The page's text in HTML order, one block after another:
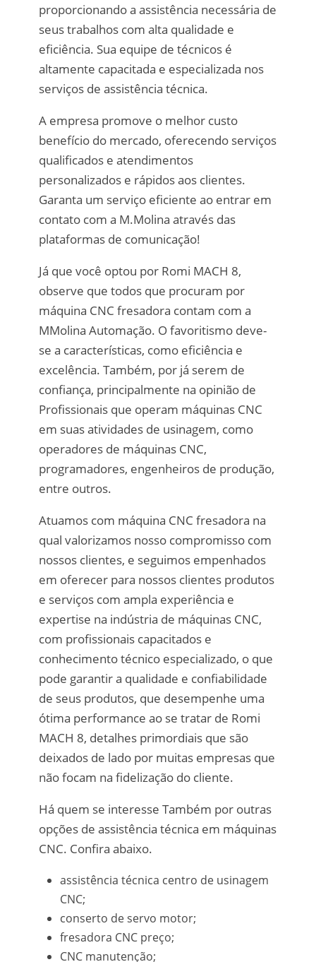
proporcionando a assistência necessária de
seus trabalhos com alta qualidade e
eficiência. Sua equipe de técnicos é
altamente capacitada e especializada nos
serviços de assistência técnica.
A empresa promove o melhor custo
benefício do mercado, oferecendo serviços
qualificados e atendimentos
personalizados e rápidos aos clientes.
Garanta um serviço eficiente ao entrar em
contato com a M.Molina através das
plataformas de comunicação!
Já que você optou por Romi MACH 8,
observe que todos que procuram por
máquina CNC fresadora contam com a
MMolina Automação. O favoritismo deve-
se a características, como eficiência e
excelência. Também, por já serem de
confiança, principalmente na opinião de
Profissionais que operam máquinas CNC
em suas atividades de usinagem, como
operadores de máquinas CNC,
programadores, engenheiros de produção,
entre outros.
Atuamos com máquina CNC fresadora na
qual valorizamos nosso compromisso com
nossos clientes, e seguimos empenhados
em oferecer para nossos clientes produtos
e serviços com ampla experiência e
expertise na indústria de máquinas CNC,
com profissionais capacitados e
conhecimento técnico especializado, o que
pode garantir a qualidade e confiabilidade
de seus produtos, que desempenhe uma
ótima performance ao se tratar de Romi
MACH 8, detalhes primordiais que são
deixados de lado por muitas empresas que
não focam na fidelização do cliente.
Há quem se interesse Também por outras
opções de assistência técnica em máquinas
CNC. Confira abaixo.
assistência técnica centro de usinagem
CNC;
conserto de servo motor;
fresadora CNC preço;
CNC manutenção;